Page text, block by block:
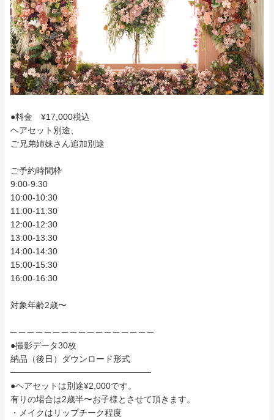
●料金 ¥17,000税込
ヘアセット別途、
ご兄弟姉妹さん追加別途
ご予約時間枠
9:00-9:30
10:00-10:30
11:00-11:30
12:00-12:30
13:00-13:30
14:00-14:30
15:00-15:30
16:00-16:30
対象年齢2歳〜
─ ─ ─ ─ ─ ─ ─ ─ ─ ─ ─ ─ ─ ─ ─ ─ ─
●撮影データ30枚
納品（後日）ダウンロード形式
───────────────────────
●ヘアセットは別途¥2,000です。
有りの場合は2歳半〜お子様とさせて頂きます。
・メイクはリップチーク程度